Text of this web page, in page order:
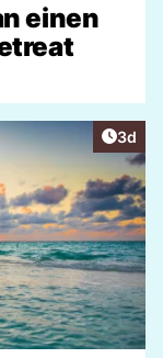
einen
3d